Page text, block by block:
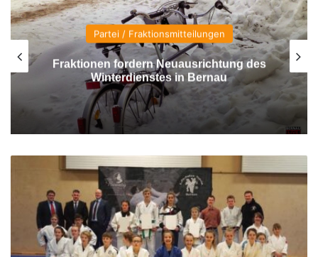
Partei / Fraktionsmitteilungen
Fraktionen fordern Neuausrichtung des
Winterdienstes in Bernau